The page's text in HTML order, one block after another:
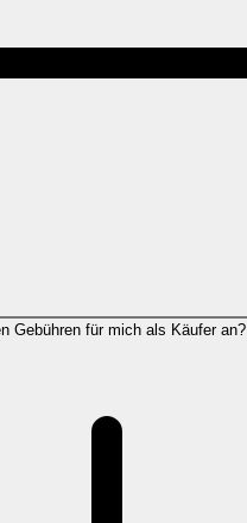
Gebühren für mich als Käufer an?